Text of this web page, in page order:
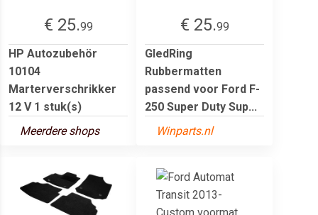
€ 25.99
HP Autozubehör
10104
Marterverschrikker
12 V 1 stuk(s)
Meerdere shops
€ 25.99
GledRing
Rubbermatten
passend voor Ford F-
250 Super Duty Sup...
Winparts.nl